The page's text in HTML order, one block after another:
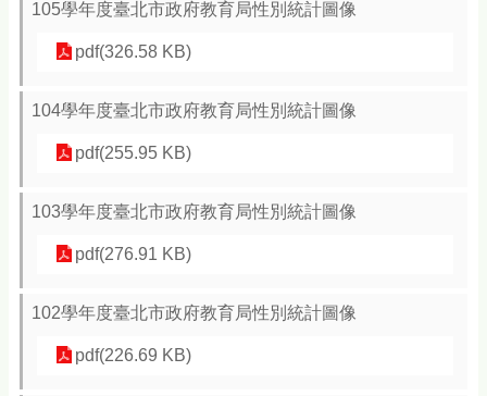
105學年度臺北市政府教育局性別統計圖像
pdf(326.58 KB)
104學年度臺北市政府教育局性別統計圖像
pdf(255.95 KB)
103學年度臺北市政府教育局性別統計圖像
pdf(276.91 KB)
102學年度臺北市政府教育局性別統計圖像
pdf(226.69 KB)